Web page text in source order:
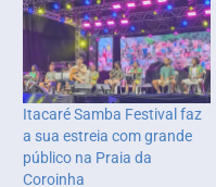
Itacaré Samba Festival faz
a sua estreia com grande
público na Praia da
Coroinha